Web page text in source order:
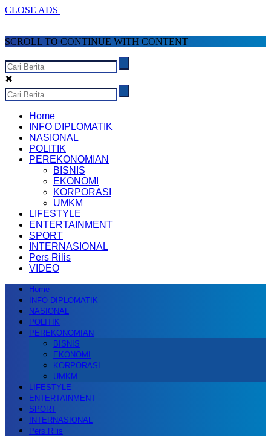
CLOSE ADS
SCROLL TO CONTINUE WITH CONTENT
✖
Home
INFO DIPLOMATIK
NASIONAL
POLITIK
PEREKONOMIAN
BISNIS
EKONOMI
KORPORASI
UMKM
LIFESTYLE
ENTERTAINMENT
SPORT
INTERNASIONAL
Pers Rilis
VIDEO
Home
INFO DIPLOMATIK
NASIONAL
POLITIK
PEREKONOMIAN
BISNIS
EKONOMI
KORPORASI
UMKM
LIFESTYLE
ENTERTAINMENT
SPORT
INTERNASIONAL
Pers Rilis